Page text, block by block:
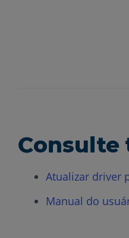
Consulte
Atualizar driver
Manual do